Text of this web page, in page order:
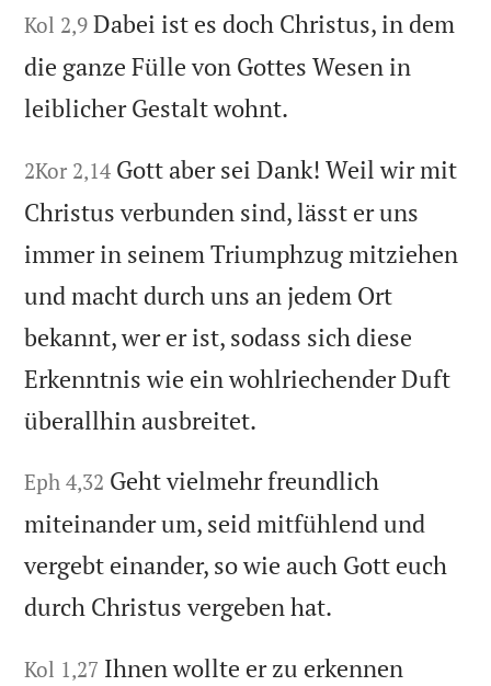
Kol 2,9 Dabei ist es doch Christus, in dem
die ganze Fülle von Gottes Wesen in
leiblicher Gestalt wohnt.
2Kor 2,14 Gott aber sei Dank! Weil wir mit
Christus verbunden sind, lässt er uns
immer in seinem Triumphzug mitziehen
und macht durch uns an jedem Ort
bekannt, wer er ist, sodass sich diese
Erkenntnis wie ein wohlriechender Duft
überallhin ausbreitet.
Eph 4,32 Geht vielmehr freundlich
miteinander um, seid mitfühlend und
vergebt einander, so wie auch Gott euch
durch Christus vergeben hat.
Kol 1,27 Ihnen wollte er zu erkennen